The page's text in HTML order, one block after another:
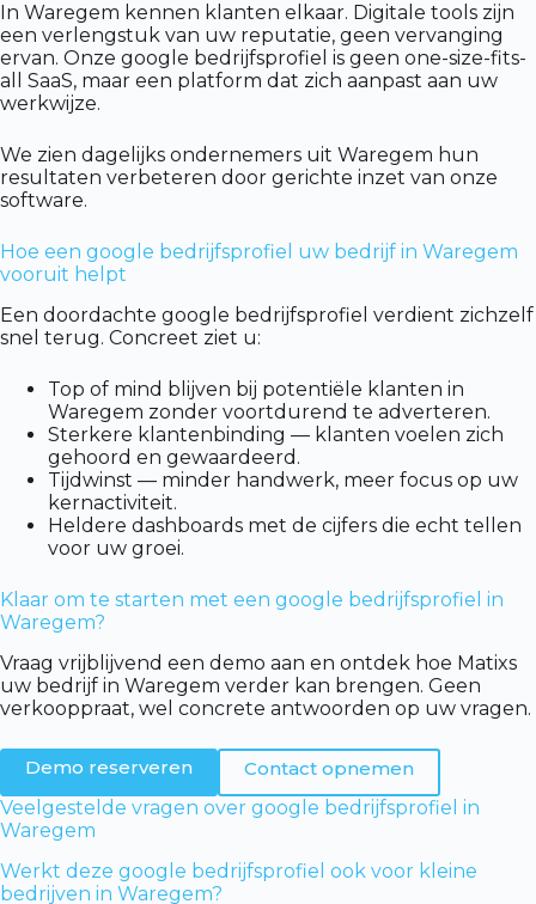
In Waregem kennen klanten elkaar. Digitale tools zijn
een verlengstuk van uw reputatie, geen vervanging
ervan. Onze google bedrijfsprofiel is geen one-size-fits-
all SaaS, maar een platform dat zich aanpast aan uw
werkwijze.
We zien dagelijks ondernemers uit Waregem hun
resultaten verbeteren door gerichte inzet van onze
software.
Hoe een google bedrijfsprofiel uw bedrijf in Waregem
vooruit helpt
Een doordachte google bedrijfsprofiel verdient zichzelf
snel terug. Concreet ziet u:
Top of mind blijven bij potentiële klanten in
Waregem zonder voortdurend te adverteren.
Sterkere klantenbinding — klanten voelen zich
gehoord en gewaardeerd.
Tijdwinst — minder handwerk, meer focus op uw
kernactiviteit.
Heldere dashboards met de cijfers die echt tellen
voor uw groei.
Klaar om te starten met een google bedrijfsprofiel in
Waregem?
Vraag vrijblijvend een demo aan en ontdek hoe Matixs
uw bedrijf in Waregem verder kan brengen. Geen
verkooppraat, wel concrete antwoorden op uw vragen.
Demo reserveren
Contact opnemen
Veelgestelde vragen over google bedrijfsprofiel in
Waregem
Werkt deze google bedrijfsprofiel ook voor kleine
bedrijven in Waregem?